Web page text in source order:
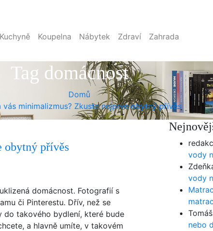
Kuchyně Koupelna Nábytek Zdraví Zahrada
Tag domácnost
Domů
vás minimalizmus? Zkuste nejprve obytný přívěs
obytný přívěs
domácnost. Fotografií s
či Pinterestu. Dřív, než se
takového bydlení, které bude
a hlavně umíte, v takovém
vody
vody
Tomáš
nebo